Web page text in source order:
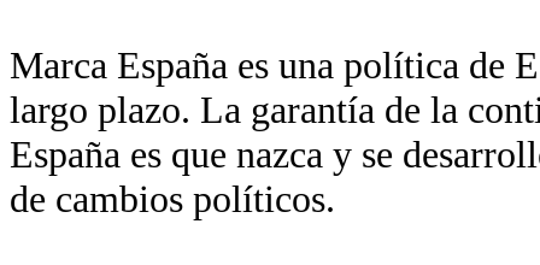
Marca España es una política de
largo plazo. La garantía de la
España es que nazca y se
de cambios políticos.